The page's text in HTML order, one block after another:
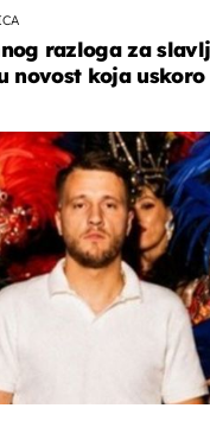
razloga za
novost koja uskoro